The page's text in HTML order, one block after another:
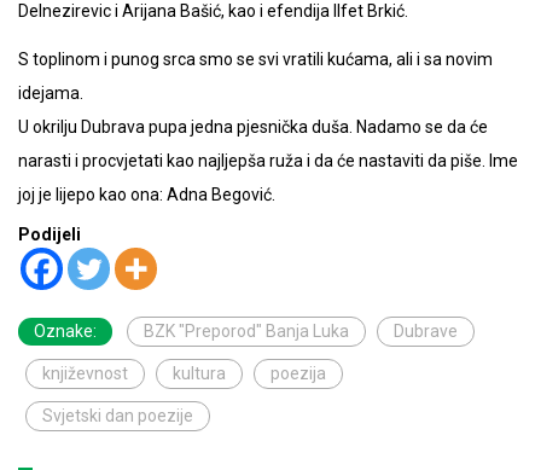
Delnezirevic i Arijana Bašić, kao i efendija Ilfet Brkić.
S toplinom i punog srca smo se svi vratili kućama, ali i sa novim
idejama.
U okrilju Dubrava pupa jedna pjesnička duša. Nadamo se da će
narasti i procvjetati kao najljepša ruža i da će nastaviti da piše. Ime
joj je lijepo kao ona: Adna Begović.
Podijeli
Oznake: BZK "Preporod" Banja Luka Dubrave
književnost kultura poezija
Svjetski dan poezije